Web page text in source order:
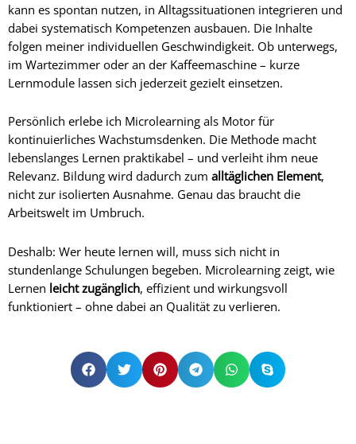
kann es spontan nutzen, in Alltagssituationen integrieren und
dabei systematisch Kompetenzen ausbauen. Die Inhalte
folgen meiner individuellen Geschwindigkeit. Ob unterwegs,
im Wartezimmer oder an der Kaffeemaschine – kurze
Lernmodule lassen sich jederzeit gezielt einsetzen.
Persönlich erlebe ich Microlearning als Motor für
kontinuierliches Wachstumsdenken. Die Methode macht
lebenslanges Lernen praktikabel – und verleiht ihm neue
Relevanz. Bildung wird dadurch zum alltäglichen Element,
nicht zur isolierten Ausnahme. Genau das braucht die
Arbeitswelt im Umbruch.
Deshalb: Wer heute lernen will, muss sich nicht in
stundenlange Schulungen begeben. Microlearning zeigt, wie
Lernen leicht zugänglich, effizient und wirkungsvoll
funktioniert – ohne dabei an Qualität zu verlieren.